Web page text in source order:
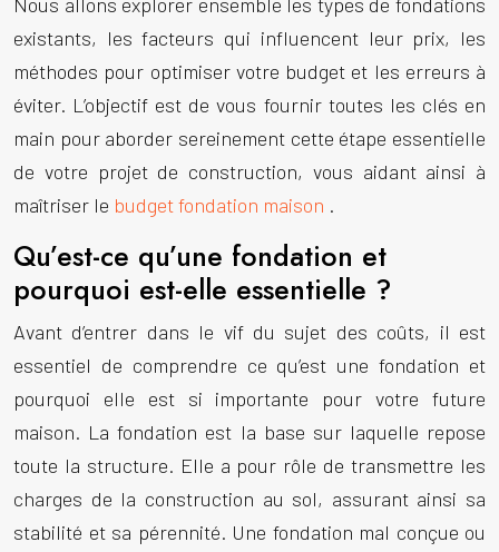
existants, les facteurs qui influencent leur prix, les
méthodes pour optimiser votre budget et les erreurs à
éviter. L’objectif est de vous fournir toutes les clés en
main pour aborder sereinement cette étape essentielle
de votre projet de construction, vous aidant ainsi à
maîtriser le budget fondation maison .
Qu’est-ce qu’une fondation et
pourquoi est-elle essentielle ?
Avant d’entrer dans le vif du sujet des coûts, il est
essentiel de comprendre ce qu’est une fondation et
pourquoi elle est si importante pour votre future
maison. La fondation est la base sur laquelle repose
toute la structure. Elle a pour rôle de transmettre les
charges de la construction au sol, assurant ainsi sa
stabilité et sa pérennité. Une fondation mal conçue ou